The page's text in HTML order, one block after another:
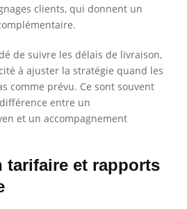
clients, qui donnent un
de suivre les délais de livraison,
à ajuster la stratégie quand les
comme prévu. Ce sont souvent
entre un
et un accompagnement
tarifaire et rapports